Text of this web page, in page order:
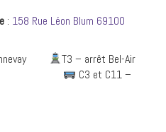
: 158 Rue Léon Blum 69100
T3 – arrêt Bel-Air
C3 et C11 –